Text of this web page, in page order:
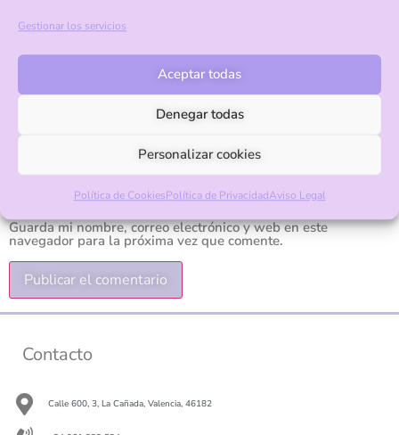
Gestionar los servicios
Aceptar todas
Denegar todas
Personalizar cookies
Política de CookiesPolítica de PrivacidadAviso Legal
Web
Guarda mi nombre, correo electrónico y web en este
navegador para la próxima vez que comente.
Contacto
Calle 600, 3, La Cañada, Valencia, 46182